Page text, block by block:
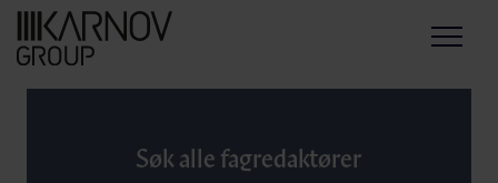
Menu
Søk alle fagredaktører